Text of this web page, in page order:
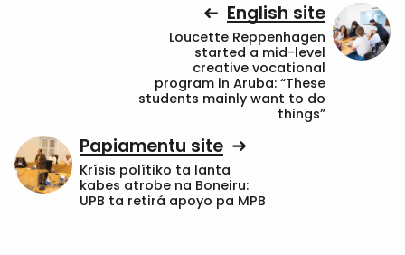
English site
Loucette Reppenhagen
started a mid-level
creative vocational
program in Aruba: “These
students mainly want to do
things”
Papiamentu site
Krísis polítiko ta lanta
kabes atrobe na Boneiru:
UPB ta retirá apoyo pa MPB